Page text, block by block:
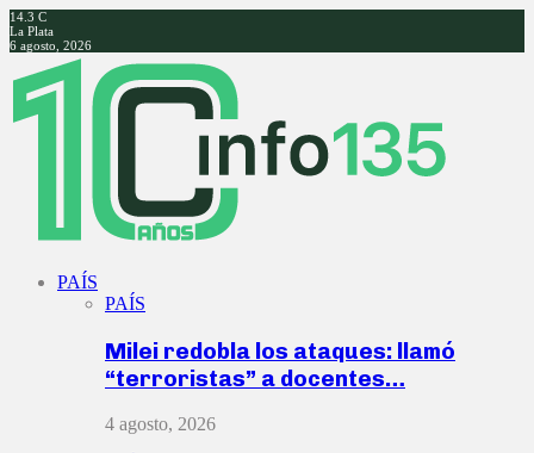
14.3 C
La Plata
6 agosto, 2026
Facebook
Twitter
Instagram
Youtube
PAÍS
PAÍS
Milei redobla los ataques: llamó
“terroristas” a docentes…
4 agosto, 2026